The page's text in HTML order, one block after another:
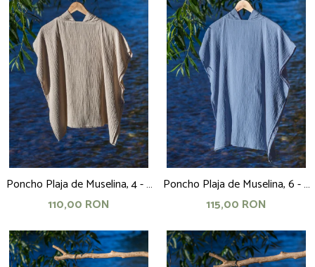
Poncho Plaja de Muselina, 4 - 5
ani, 60 cm, bej
110,00 RON
Poncho Plaja de Muselina, 6 - 8
ani, 70 cm, bleu
115,00 RON